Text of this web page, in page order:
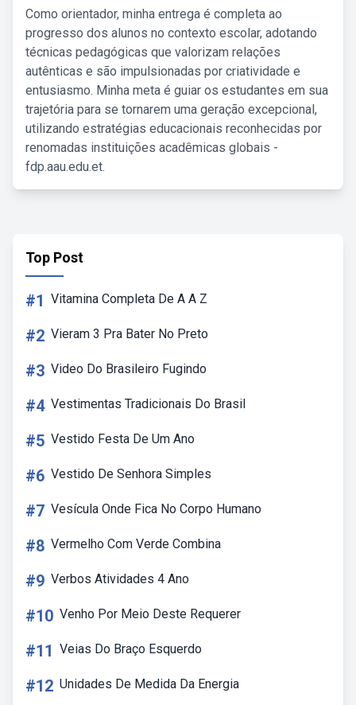
Como orientador, minha entrega é completa ao
progresso dos alunos no contexto escolar, adotando
técnicas pedagógicas que valorizam relações
autênticas e são impulsionadas por criatividade e
entusiasmo. Minha meta é guiar os estudantes em sua
trajetória para se tornarem uma geração excepcional,
utilizando estratégias educacionais reconhecidas por
renomadas instituições acadêmicas globais -
fdp.aau.edu.et.
Top Post
#1 Vitamina Completa De A A Z
#2 Vieram 3 Pra Bater No Preto
#3 Video Do Brasileiro Fugindo
#4 Vestimentas Tradicionais Do Brasil
#5 Vestido Festa De Um Ano
#6 Vestido De Senhora Simples
#7 Vesícula Onde Fica No Corpo Humano
#8 Vermelho Com Verde Combina
#9 Verbos Atividades 4 Ano
#10 Venho Por Meio Deste Requerer
#11 Veias Do Braço Esquerdo
#12 Unidades De Medida Da Energia